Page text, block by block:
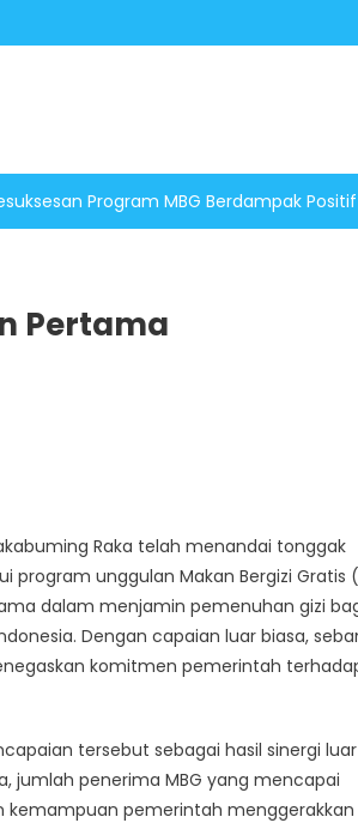
Program MBG Berdampak
Pertama
Raka telah menandai tonggak
unggulan Makan Bergizi Gratis
dalam menjamin pemenuhan gizi
Dengan capaian luar biasa,
komitmen pemerintah
tersebut sebagai hasil sinergi
jumlah penerima MBG yang mencapai
kemampuan pemerintah menggerakkan